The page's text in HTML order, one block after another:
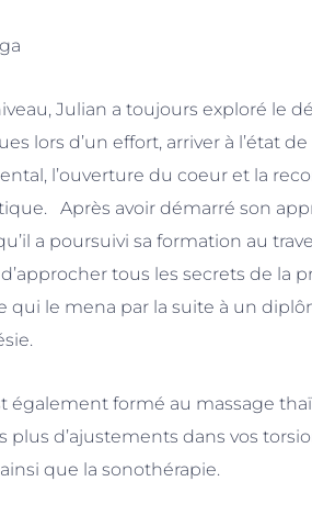
Julian a toujours exploré le
lors d’un effort, arriver à l’état
l’ouverture du coeur et la
Après avoir démarré son
a poursuivi sa formation au
tous les secrets de la
qui le mena par la suite à un
également formé au massage
plus d’ajustements dans vos
que la sonothérapie.